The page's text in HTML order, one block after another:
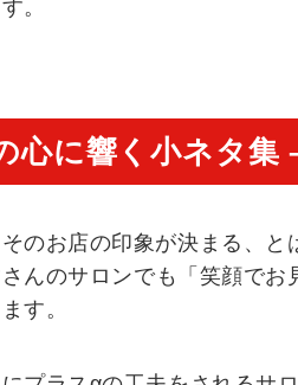
。
心に響く小ネタ集
のお店の印象が決まる、と
んのサロンでも「笑顔で
す。